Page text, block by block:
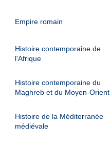
Empire romain
Histoire contemporaine de
l'Afrique
Histoire contemporaine du
Maghreb et du Moyen-Orient
Histoire de la Méditerranée
médiévale